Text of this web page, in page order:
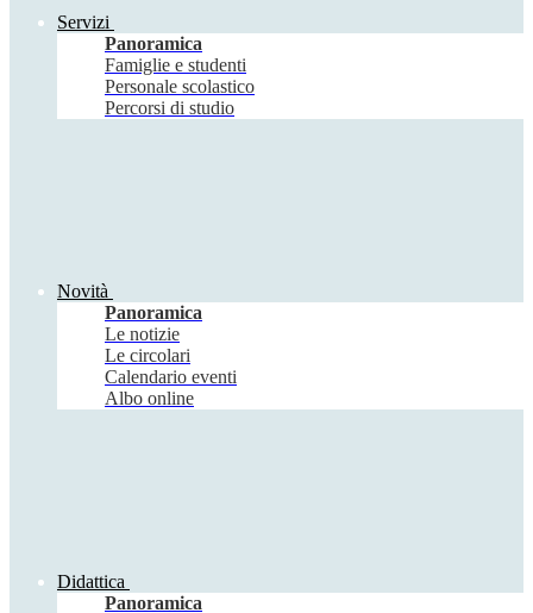
Servizi
Panoramica
Famiglie e studenti
Personale scolastico
Percorsi di studio
Novità
Panoramica
Le notizie
Le circolari
Calendario eventi
Albo online
Didattica
Panoramica